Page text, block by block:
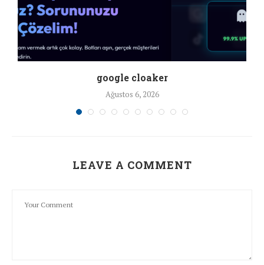
google cloaker
Ağustos 6, 2026
LEAVE A COMMENT